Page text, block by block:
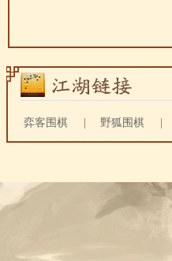
弈客围棋 野狐围棋